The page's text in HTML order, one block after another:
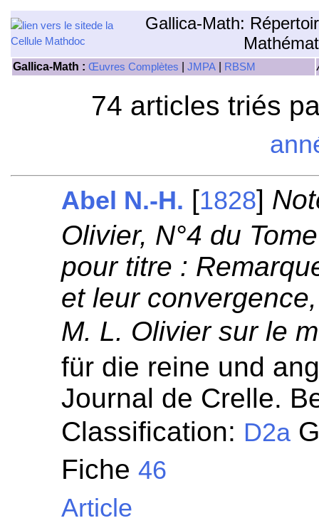
Gallica-Math:
Gallica-Math : Œuvres Complètes JMPA RBSM
74 articles triés
Abel N.-H. [1828]
Olivier, N°4 du
pour titre :
et leur
M. L. Olivier sur le
für die reine und
Journal de Crelle.
Classification: D2a
Fiche46
Article